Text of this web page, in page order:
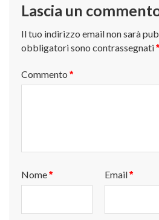
Lascia un
Il tuo indirizzo email non sarà
obbligatori sono contrassegnati*
Commento *
Nome* Email*